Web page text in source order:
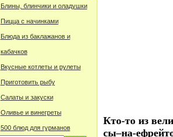
Блины, блинчики и оладушки
Пицца с начинками
Блюда из баклажанов и
кабачков
Вкусные котлеты и рулеты
Приготовить рыбу
Салаты и закуски
Оливье и винегреты
500 блюд для гурманов
Кто-то из
сы–на-